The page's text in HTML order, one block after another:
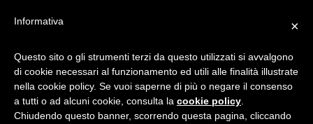
IL CIBO CONCETTUALE
NEGLI ESPERIMENTI DI
MICHAEL CRICHTON
×
Informativa
Questo sito o gli strumenti terzi da questo utilizzati si avvalgono
di cookie necessari al funzionamento ed utili alle finalità illustrate
nella cookie policy. Se vuoi saperne di più o negare il consenso
a tutti o ad alcuni cookie, consulta la cookie policy
Chiudendo questo banner, scorrendo questa pagina, cliccando